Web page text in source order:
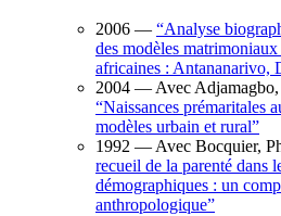
2006 — “Analyse
des ­modèles
africaines : Antananarivo,
2004 — Avec Adjamagbo,
“Naissances prémaritales
modèles urbain et rural”
1992 — Avec Bocquier,
recueil de la parenté dans
démographiques : un
anthropologique”